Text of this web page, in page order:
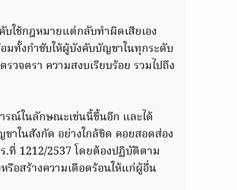
บใช้กฎหมายแต่กลับทำผิดเสียเอง
มทั้งกำชับให้ผู้บังคับบัญชาในทุกระดับ
จตรา ความสงบเรียบร้อย รวมไปถึง
รณ์ในลักษณะเช่นนี้ขึ้นอีก และได้
าในสังกัด อย่างใกล้ชิด คอยสอดส่อง
ที่ 1212/2537 โดยต้องปฏิบัติตาม
อสร้างความเดือดร้อนให้แก่ผู้อื่น